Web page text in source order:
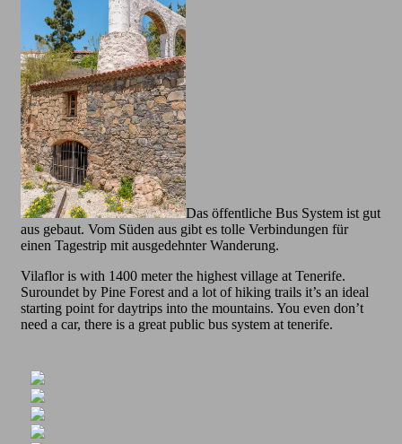
Das öffentliche Bus System ist gut
aus gebaut. Vom Süden aus gibt es tolle Verbindungen für
einen Tagestrip mit ausgedehnter Wanderung.
Vilaflor is with 1400 meter the highest village at Tenerife.
Suroundet by Pine Forest and a lot of hiking trails it’s an ideal
starting point for daytrips into the mountains. You even don’t
need a car, there is a great public bus system at tenerife.